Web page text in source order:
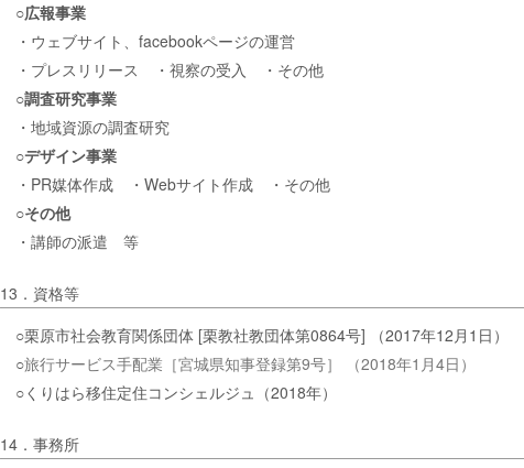
○広報事業
・ウェブサイト、facebookページの運営
・プレスリリース ・視察の受入 ・その他
○調査研究事業
・地域資源の調査研究
○デザイン事業
・PR媒体作成 ・Webサイト作成 ・その他
○その他
・講師の派遣 等
13．資格等
○栗原市社会教育関係団体 [栗教社教団体第0864号] （2017年12月1日）
○旅行サービス手配業［宮城県知事登録第9号］ （2018年1月4日）
○くりはら移住定住コンシェルジュ（2018年）
14．事務所